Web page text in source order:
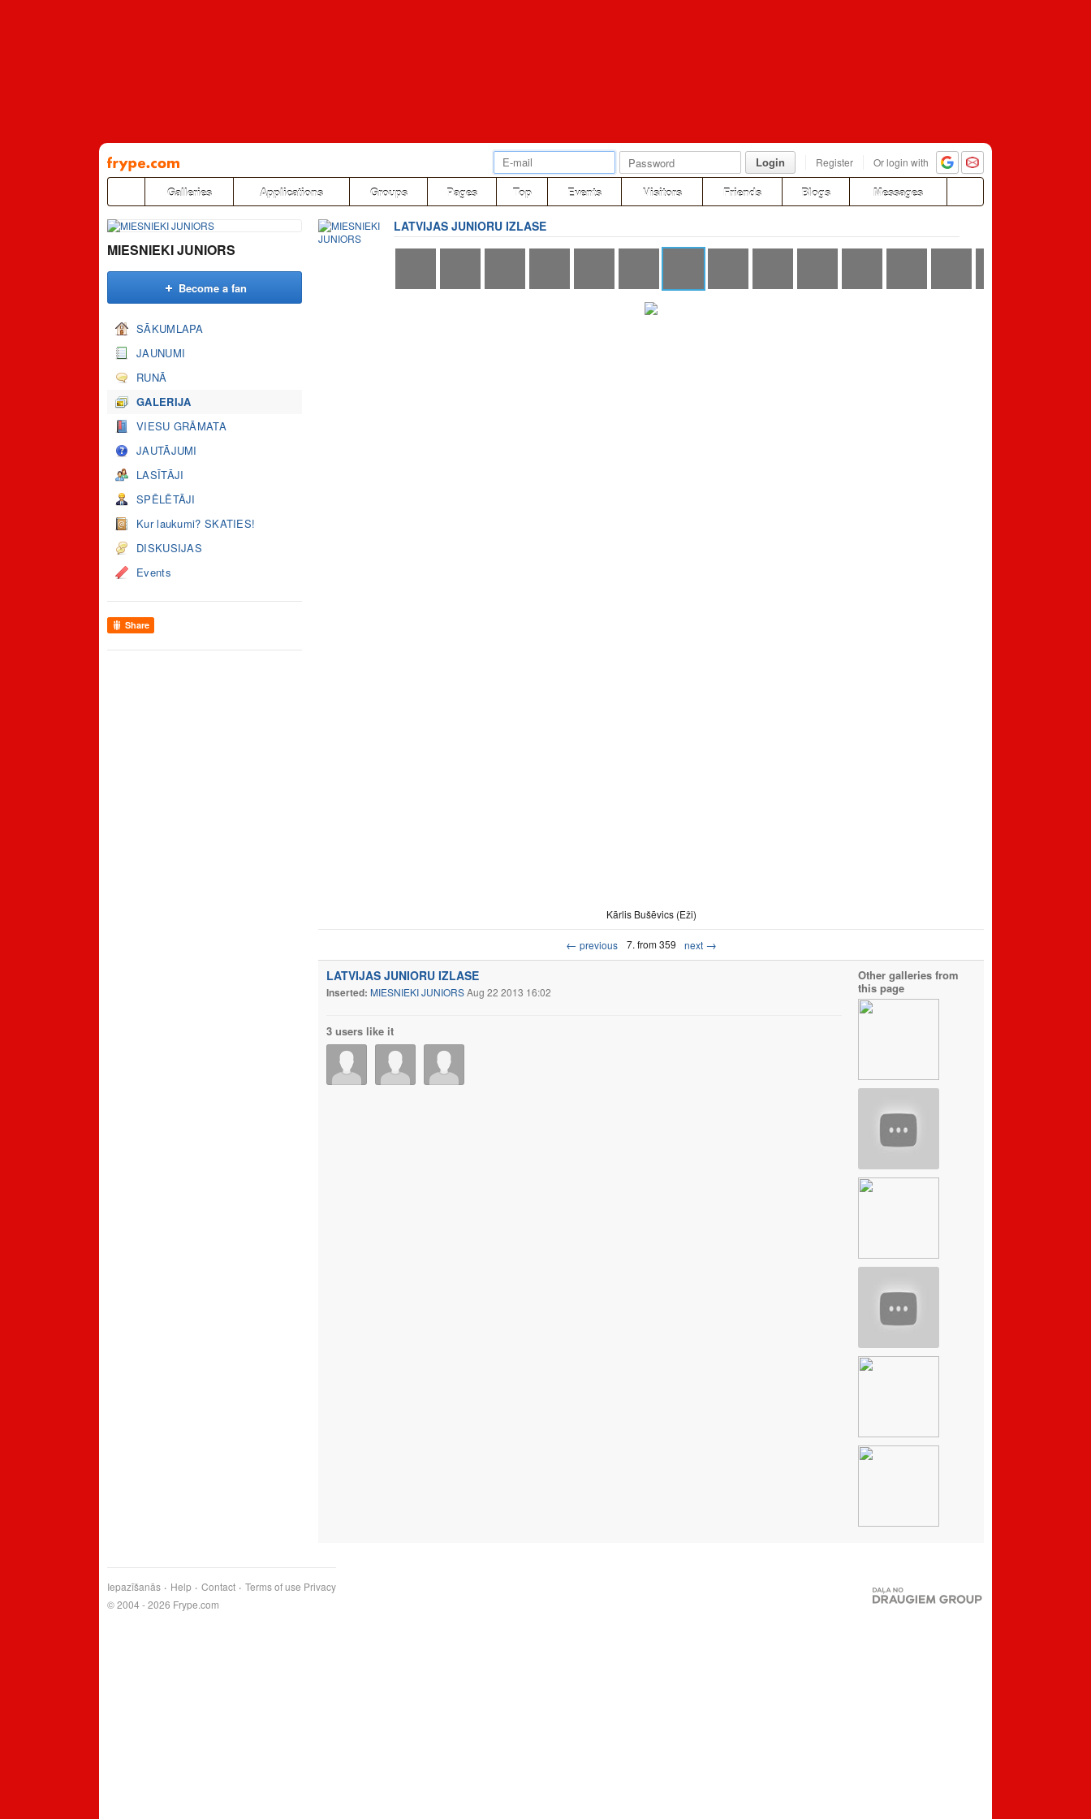
Pāriet
uz
saturu
Login Register Or login with
Galleries Applications Groups Pages Top Events Visitors Friends Blogs Messages
MIESNIEKI JUNIORS
Become a fan
SĀKUMLAPA
JAUNUMI
RUNĀ
GALERIJA
VIESU GRĀMATA
JAUTĀJUMI
LASĪTĀJI
SPĒLĒTĀJI
Kur laukumi? SKATIES!
DISKUSIJAS
Events
Share
LATVIJAS JUNIORU IZLASE
Kārlis Bušēvics (Eži)
← previous 7. from 359 next →
LATVIJAS JUNIORU IZLASE
Inserted: MIESNIEKI JUNIORSAug 22 2013 16:02
3 users like it
Other galleries from
this page
Iepazīšanās Help Contact Terms of use Privacy
© 2004 - 2026 Frype.com